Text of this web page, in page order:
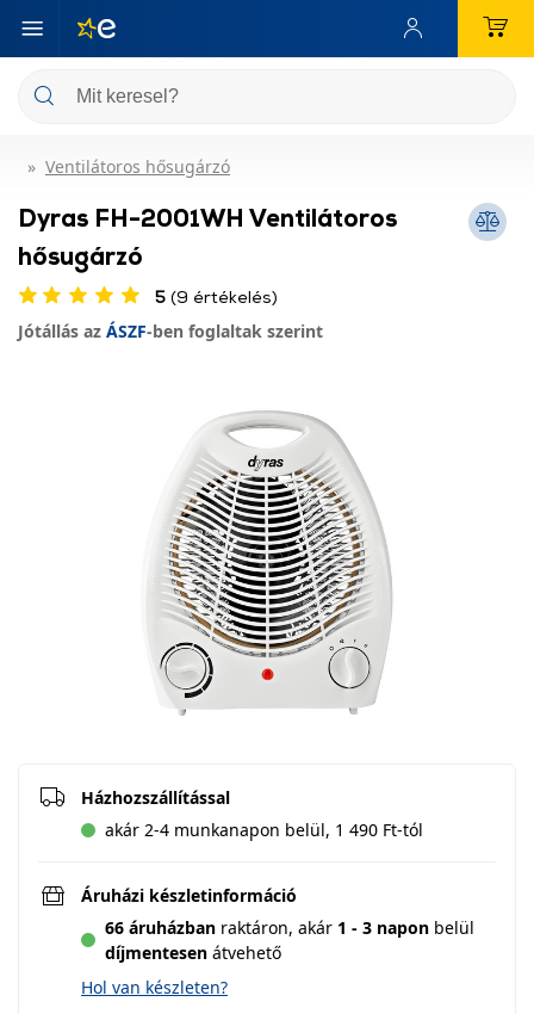
Ventilátoros hősugárzó
Dyras FH-2001WH Ventilátoros
hősugárzó
5 (9 értékelés)
Jótállás az ÁSZF-ben foglaltak szerint
Házhozszállítással
akár 2-4 munkanapon belül, 1 490 Ft-tól
Áruházi készletinformáció
66 áruházban raktáron, akár 1 - 3 napon belül
díjmentesen átvehető
Hol van készleten?